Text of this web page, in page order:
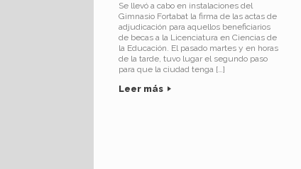
Se llevó a cabo en instalaciones del
Gimnasio Fortabat la firma de las actas de
adjudicación para aquellos beneficiarios
de becas a la Licenciatura en Ciencias de
la Educación. El pasado martes y en horas
de la tarde, tuvo lugar el segundo paso
para que la ciudad tenga […]
Leer más